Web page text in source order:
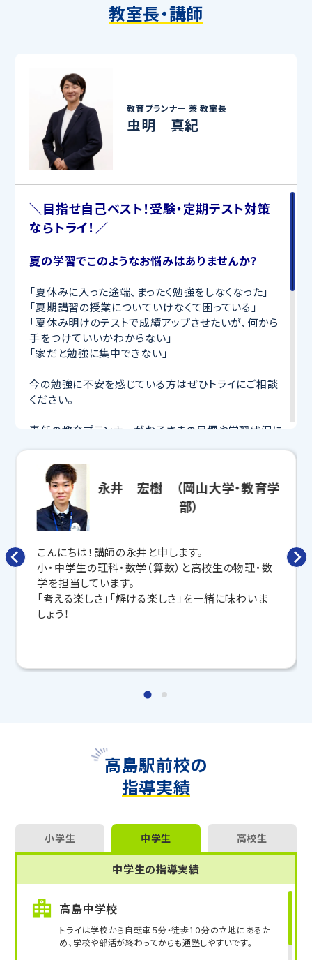
教室長・講師
教育プランナー 兼教室長
虫明 真紀
＼目指せ自己ベスト！受験・定期テスト対策
ならトライ！／
夏の学習でこのようなお悩みはありませんか？
「夏休みに入った途端、まったく勉強をしなくなった」
「夏期講習の授業についていけなくて困っている」
「夏休み明けのテストで成績アップさせたいが、何から
手をつけていいかわからない」
「家だと勉強に集中できない」
今の勉強に不安を感じている方はぜひトライにご相談
ください。
専任の教育プランナーがお子さまの目標や学習状況に
寧に教えてくれるから、効率良く成績アップを目指せま
さらに、授業日以外も利用できる「自習スペース」
要科目の対策ができる
します。
トライで一緒に、今までで一番成長できる夏にしよ
う！
こちら
教室長兼教育プランナー 虫明 真紀
永井 宏樹 （岡山大学・教育学
部）
こんにちは！講師の永井と申します。
小・中学生の理科・数学（算数）と高校生の物理・数
学を担当しています。
「考える楽しさ」「解ける楽しさ」を一緒に味わいま
しょう！
高島駅前校の
指導実績
小学生 中学生 高校生
中学生の指導実績
高島中学校
トライは学校から自転車５分・徒歩1０分の立地にあるた
め、学校や部活が終わってからも通塾しやすいです。